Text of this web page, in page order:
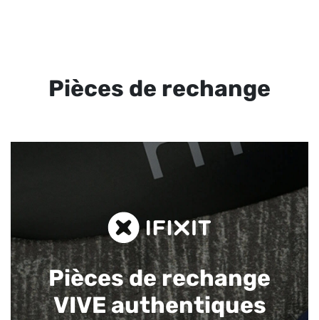
Pièces de rechange
Pièces de rechange
VIVE authentiques​